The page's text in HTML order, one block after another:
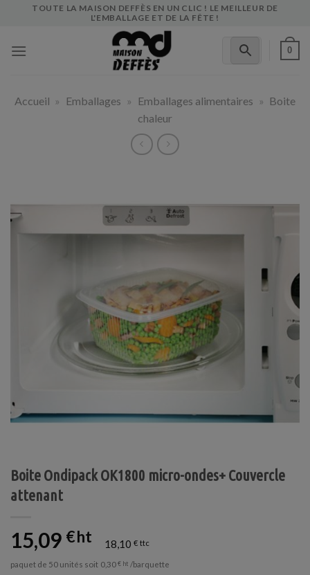
TOUTE LA MAISON DEFFÈS EN UN CLIC ! LE MEILLEUR DE
L'EMBALLAGE ET DE LA FÊTE !
0
Accueil » Emballages » Emballages alimentaires » Boite
chaleur
Boite Ondipack OK1800 micro-ondes+ Couvercle
attenant
15,09 € 18,10 €
paquet de 50 unités soit 0,30€ /barquette